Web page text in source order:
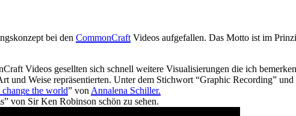
bei den CommonCraft Videos aufgefallen. Das Motto ist im
Videos gesellten sich schnell weitere Visualisierungen die ich
und Weise repräsentierten. Unter dem Stichwort “Graphic Recording”
the world” von Annalena Schiller.
von Sir Ken Robinson schön zu sehen.